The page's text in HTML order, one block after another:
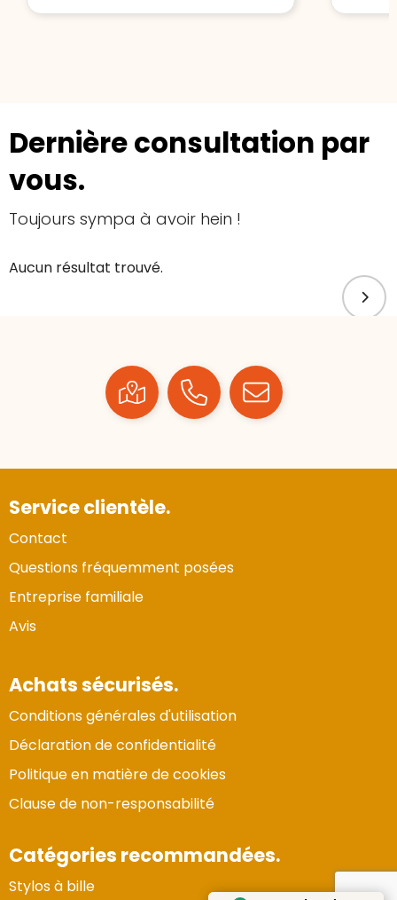
Dernière consultation par
vous.
Toujours sympa à avoir hein !
Aucun résultat trouvé.
Service clientèle.
Contact
Questions fréquemment posées
Entreprise familiale
Avis
Achats sécurisés.
Conditions générales d'utilisation
Déclaration de confidentialité
Politique en matière de cookies
Clause de non-responsabilité
Catégories recommandées.
Stylos à bille